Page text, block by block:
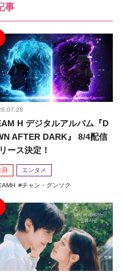
事
H デジタルアルバム『D
AFTER DARK』 8/4配信
ース決定！
目 エンタメ
チャン・グンソク